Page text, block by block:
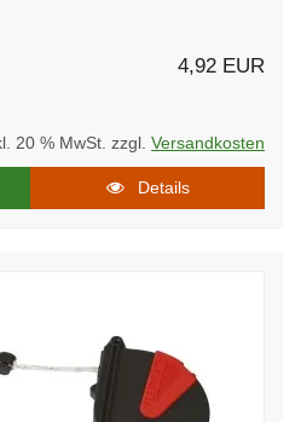
4,92 EUR
20 % MwSt. zzgl. Versandkosten
Details